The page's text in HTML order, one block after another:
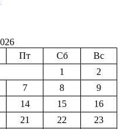
Пт Сб
Вс
1
2
7 8
9
14 15
16
21 22 23